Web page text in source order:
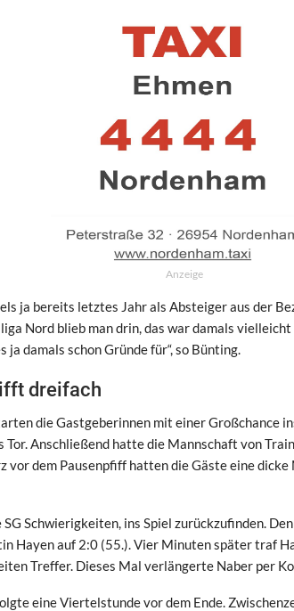
Anzeige
ja bereits letztes Jahr als Absteiger aus der
Nord blieb man drin, das war damals vielleicht
damals schon Gründe für“, so Bünting.
dreifach
die Gastgeberinnen mit einer Großchance
Tor. Anschließend hatte die Mannschaft von
vor dem Pausenpfiff hatten die Gäste eine
Schwierigkeiten, ins Spiel zurückzufinden.
Hayen auf 2:0 (55.). Vier Minuten später traf
Treffer. Dieses Mal verlängerte Naber per
eine Viertelstunde vor dem Ende.